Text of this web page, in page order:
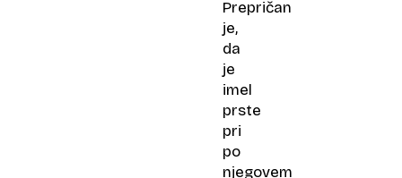
Prepričan
je,
da
je
imel
prste
pri
po
njegovem